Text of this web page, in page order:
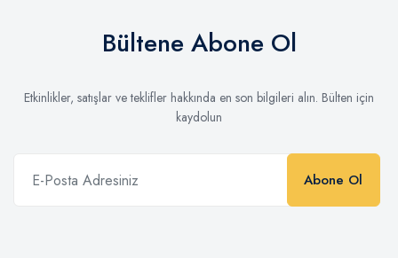
Bültene Abone Ol
Etkinlikler, satışlar ve teklifler hakkında en son bilgileri alın. Bülten için
kaydolun
Abone Ol